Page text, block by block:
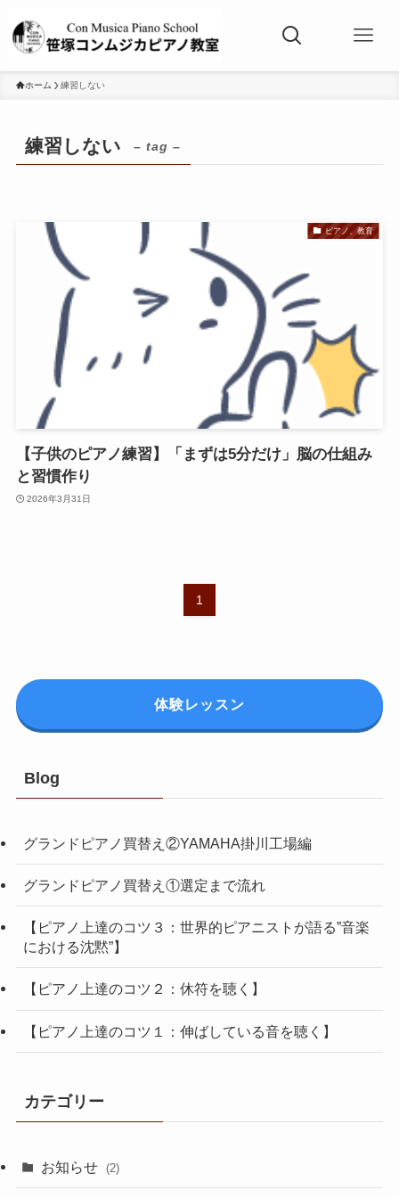
ホーム 練習しない
練習しない – tag –
ピアノ、教育
【子供のピアノ練習】「まずは5分だけ」脳の仕組み
と習慣作り
2026年3月31日
1
体験レッスン
Blog
グランドピアノ買替え②YAMAHA掛川工場編
グランドピアノ買替え①選定まで流れ
【ピアノ上達のコツ３：世界的ピアニストが語る”音楽
における沈黙”】
【ピアノ上達のコツ２：休符を聴く】
【ピアノ上達のコツ１：伸ばしている音を聴く】
カテゴリー
お知らせ (2)